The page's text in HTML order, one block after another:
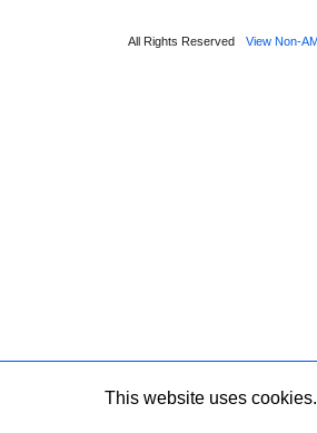
All Rights Reserved View Non-
This website uses cookies.